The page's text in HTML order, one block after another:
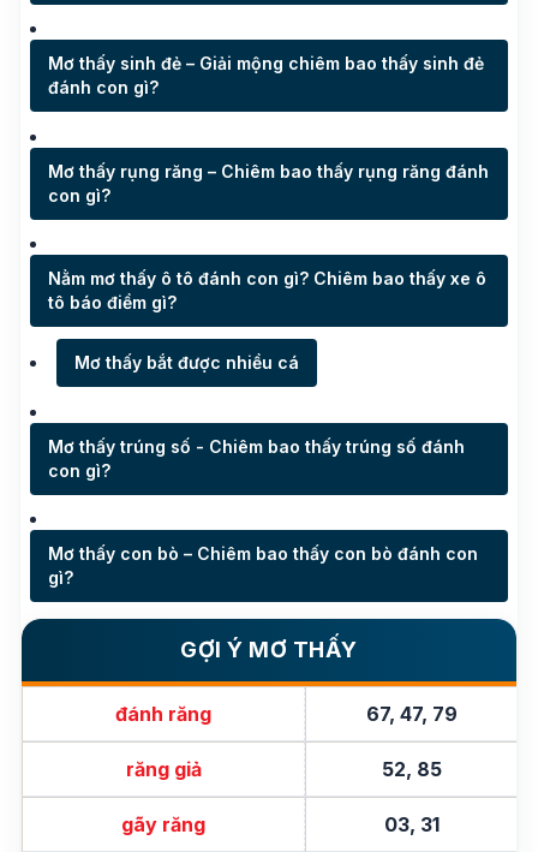
Mơ thấy sinh đẻ – Giải mộng chiêm bao thấy sinh đẻ
đánh con gì?
Mơ thấy rụng răng – Chiêm bao thấy rụng răng đánh
con gì?
Nằm mơ thấy ô tô đánh con gì? Chiêm bao thấy xe ô
tô báo điềm gì?
Mơ thấy bắt được nhiều cá
Mơ thấy trúng số - Chiêm bao thấy trúng số đánh
con gì?
Mơ thấy con bò – Chiêm bao thấy con bò đánh con
gì?
GỢI Ý MƠ THẤY
đánh răng 67, 47, 79
răng giả 52, 85
gãy răng 03, 31